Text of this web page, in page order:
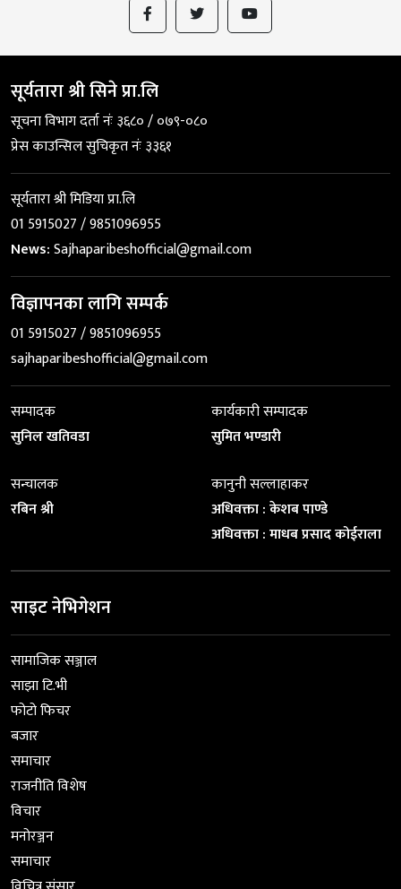
सूर्यतारा श्री सिने प्रा.लि
सूचना विभाग दर्ता नंः ३६८० / ०७९-०८०
प्रेस काउन्सिल सुचिकृत नंः ३३६१
सूर्यतारा श्री मिडिया प्रा.लि
01 5915027 / 9851096955
News:Sajhaparibeshofficial@gmail.com
विज्ञापनका लागि सम्पर्क
01 5915027 / 9851096955
sajhaparibeshofficial@gmail.com
सम्पादक
सुनिल खतिवडा
कार्यकारी सम्पादक
सुमित भण्डारी
सन्चालक
रबिन श्री
कानुनी सल्लाहाकर
अधिवक्ता : केशब पाण्डे
अधिवक्ता : माधब प्रसाद कोईराला
साइट नेभिगेशन
सामाजिक सञ्जाल
साझा टि.भी
फोटो फिचर
बजार
समाचार
राजनीति विशेष
विचार
मनोरञ्जन
समाचार